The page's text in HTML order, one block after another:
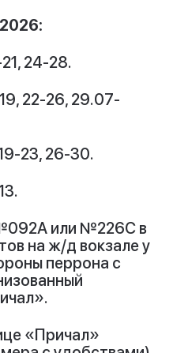
24-28.
22-26, 29.07-
19-23, 26-30.
или №226С в
на ж/д вокзале у
перрона с
«Причал»